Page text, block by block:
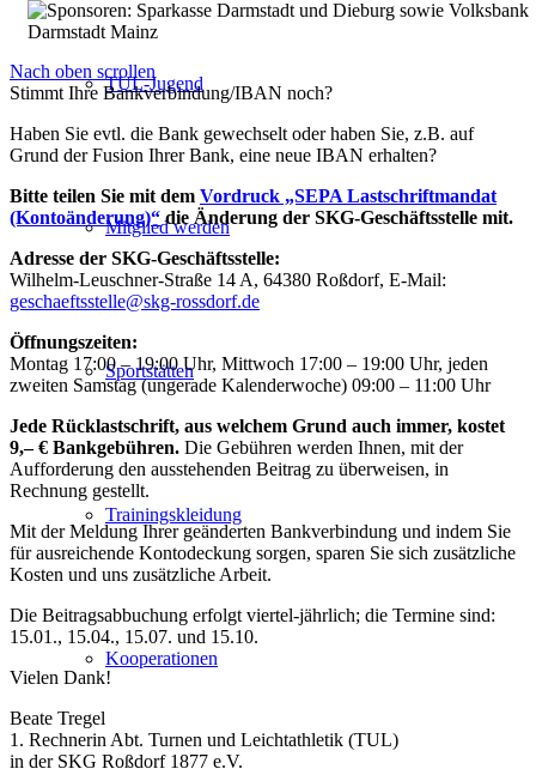
TUL-Jugend
Mitglied werden
Sportstätten
Trainingskleidung
Kooperationen
Nach oben scrollen
Stimmt Ihre Bankverbindung/IBAN noch?
Haben Sie evtl. die Bank gewechselt oder haben Sie, z.B. auf
Grund der Fusion Ihrer Bank, eine neue IBAN erhalten?
Bitte teilen Sie mit dem Vordruck „SEPA Lastschriftmandat
(Kontoänderung)“die Änderung der SKG-Geschäftsstelle mit.
Adresse der SKG-Geschäftsstelle:
Wilhelm-Leuschner-Straße 14 A, 64380 Roßdorf, E-Mail:
geschaeftsstelle@skg-rossdorf.de
Öffnungszeiten:
Montag 17:00 – 19:00 Uhr, Mittwoch 17:00 – 19:00 Uhr, jeden
zweiten Samstag (ungerade Kalenderwoche) 09:00 – 11:00 Uhr
Jede Rücklastschrift, aus welchem Grund auch immer, kostet
9,– € Bankgebühren. Die Gebühren werden Ihnen, mit der
Aufforderung den ausstehenden Beitrag zu überweisen, in
Rechnung gestellt.
Mit der Meldung Ihrer geänderten Bankverbindung und indem Sie
für ausreichende Kontodeckung sorgen, sparen Sie sich zusätzliche
Kosten und uns zusätzliche Arbeit.
Die Beitragsabbuchung erfolgt viertel-jährlich; die Termine sind:
15.01., 15.04., 15.07. und 15.10.
Vielen Dank!
Beate Tregel
1. Rechnerin Abt. Turnen und Leichtathletik (TUL)
in der SKG Roßdorf 1877 e.V.